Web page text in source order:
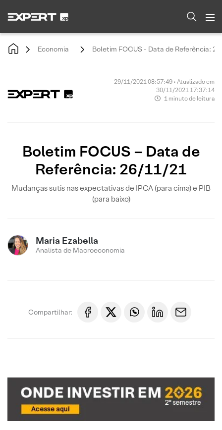
Economia Boletim FOCUS - Data de Referência:
29/11/2021 08:57:49 • Atualizado em
30/11/2021 17:37:14
1 minuto de leitura
Boletim FOCUS – Data de
Referência: 26/11/21
Mudanças sutis nas expectativas de IPCA (para cima) e PIB
(para baixo)
Maria Ezabella
Analista de Macroeconomia
Compartilhar: